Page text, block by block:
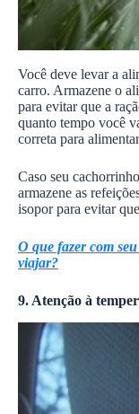
Você deve levar a
carro. Armazene o
para evitar que a
quanto tempo você
correta para
Caso seu
armazene as
isopor para evitar
O que fazer com
viajar?
9. Atenção à